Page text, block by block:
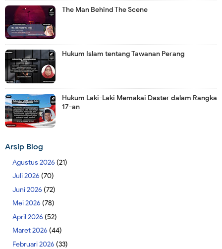
The Man Behind The Scene
Hukum Islam tentang Tawanan Perang
Hukum Laki-Laki Memakai Daster dalam Rangka
17-an
Arsip Blog
Agustus 2026 (21)
Juli 2026 (70)
Juni 2026 (72)
Mei 2026 (78)
April 2026 (52)
Maret 2026 (44)
Februari 2026 (33)